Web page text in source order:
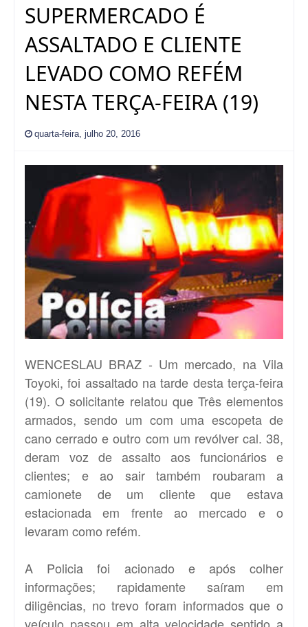
SUPERMERCADO É
ASSALTADO E CLIENTE
LEVADO COMO REFÉM
NESTA TERÇA-FEIRA (19)
quarta-feira, julho 20, 2016
WENCESLAU BRAZ - Um mercado, na Vila
Toyoki, foi assaltado na tarde desta terça-feira
(19). O solicitante relatou que Três elementos
armados, sendo um com uma escopeta de
cano cerrado e outro com um revólver cal. 38,
deram voz de assalto aos funcionários e
clientes; e ao sair também roubaram a
camionete de um cliente que estava
estacionada em frente ao mercado e o
levaram como refém.
A Policia foi acionado e após colher
informações; rapidamente saíram em
diligências, no trevo foram informados que o
veículo passou em alta velocidade sentido a